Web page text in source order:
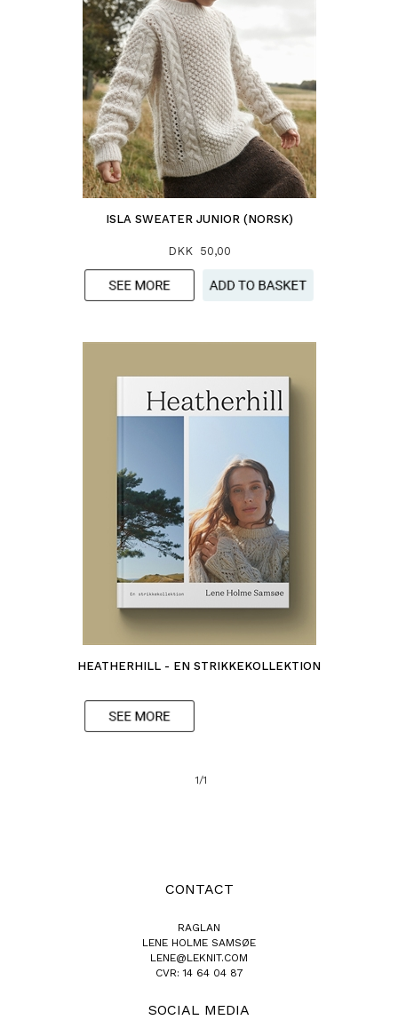
ISLA SWEATER JUNIOR (NORSK)
DKK 50,00
HEATHERHILL - EN STRIKKEKOLLEKTION
1/1
CONTACT
RAGLAN
LENE HOLME SAMSØE
LENE@LEKNIT.COM
CVR: 14 64 04 87
SOCIAL MEDIA